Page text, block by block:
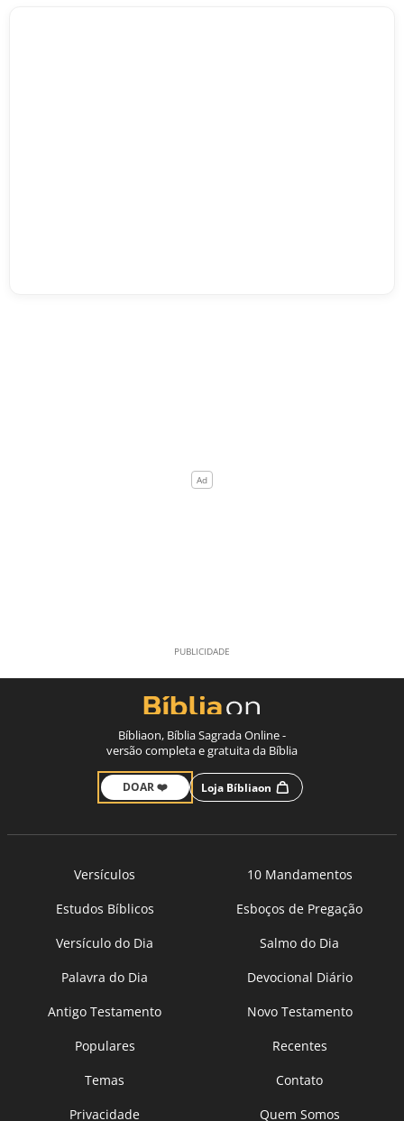
Bíbliaon, Bíblia Sagrada Online -
versão completa e gratuita da Bíblia
DOAR ❤️ Loja Bíbliaon
Versículos
10 Mandamentos
Estudos Bíblicos
Esboços de Pregação
Versículo do Dia
Salmo do Dia
Palavra do Dia
Devocional Diário
Antigo Testamento
Novo Testamento
Populares
Recentes
Temas
Contato
Privacidade
Quem Somos